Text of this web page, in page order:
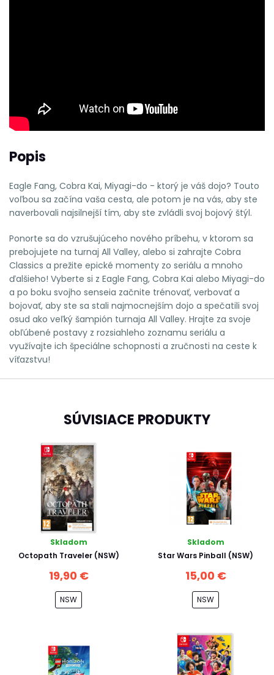
Popis
Eagle Fang, Cobra Kai, Miyagi-do - ktorý je váš dojo? Touto
voľbou sa začína vaša cesta, ale potom je na vás, aby ste
naverbovali najsilnejší tím, aby ste zvládli svoj bojový štýl.
Ponorte sa do vzrušujúceho nového príbehu, v ktorom sa
prebojujete na turnaj All Valley, alebo si zahrajte Cobra
Classics a prežite epické momenty zo seriálu a mnoho
ďalšieho! Vyberte si z Eagle Fang, Cobra Kai alebo Miyagi-do
a po boku svojho senseia začnite trénovať, verbovať a
bojovať, aby ste sa stali najmocnejším dojo a spečatili svoj
osud ako veľký šampión turnaja All Valley. Hrajte za svoje
obľúbené postavy z rozsiahleho zoznamu seriálu a
využívajte ich špeciálne schopnosti a zručnosti na ceste k
víťazstvu!
SÚVISIACE PRODUKTY
Skladom
Octopath Traveler (NSW)
19,90 €
NSW
Skladom
Star Wars Pinball (NSW)
15,00 €
NSW